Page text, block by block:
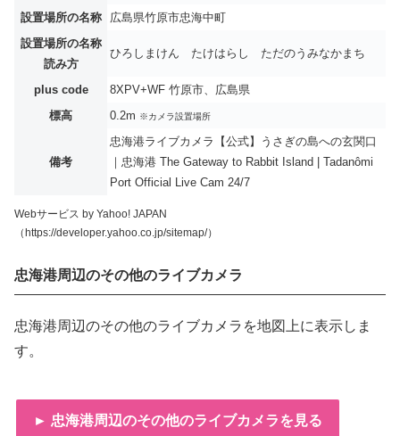
設置場所の名称
広島県竹原市忠海中町
設置場所の名称
読み方
ひろしまけん たけはらし ただのうみなかまち
plus code
8XPV+WF 竹原市、広島県
標高
0.2m ※カメラ設置場所
備考
忠海港ライブカメラ【公式】うさぎの島への玄関口
｜忠海港 The Gateway to Rabbit Island | Tadanômi
Port Official Live Cam 24/7
Webサービス by Yahoo! JAPAN
（https://developer.yahoo.co.jp/sitemap/）
忠海港周辺のその他のライブカメラ
忠海港周辺のその他のライブカメラを地図上に表示しま
す。
► 忠海港周辺のその他のライブカメラを見る